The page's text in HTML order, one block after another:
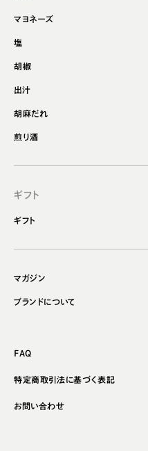
マヨネーズ
塩
胡椒
出汁
胡麻だれ
煎り酒
ギフト
ギフト
マガジン
ブランドについて
FAQ
特定商取引法に基づく表記
お問い合わせ